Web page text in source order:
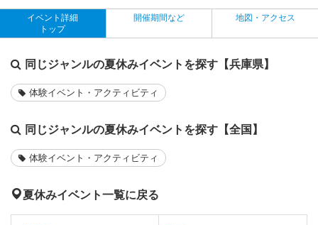
イベント詳細
トップ
開催期間など 地図・アクセス
同じジャンルの夏休みイベントを探す【兵庫県】
体験イベント・アクティビティ
同じジャンルの夏休みイベントを探す【全国】
体験イベント・アクティビティ
夏休みイベント一覧に戻る